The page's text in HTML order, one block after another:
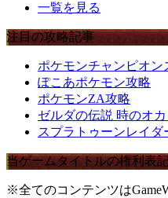
一覧を見る
注目の攻略記事
ポケモンチャンピオン
ぽこあポケモン攻略
ポケモンZA攻略
ゼルダの伝説 時のオ
スプラトゥーンレイダ
当ゲームタイトルの権利表
※全てのコンテンツは